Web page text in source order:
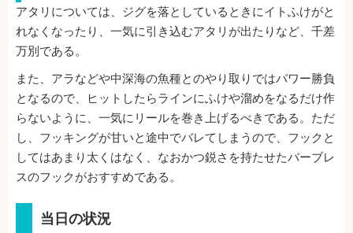
アタリについては、ジグを落としているときにイトふけがと
れなくなったり、一気に引き込むアタリが出たりなど、千差
万別である。
また、アラなどや中深海の魚種とのやり取りではパワー勝負
となるので、ヒットしたらラインにふけや溜めをなるだけ作
らないように、一気にリールを巻き上げるべきである。ただ
し、フッキングが甘いと途中でバレてしまうので、フックと
してはあまり太くはなく、なおかつ鋭さを持たせたバーブレ
スのフックがおすすめである。
当日の状況